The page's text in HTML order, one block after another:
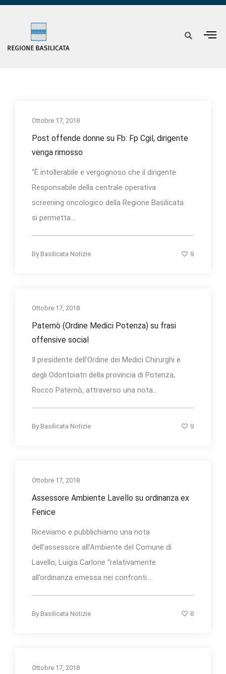
Ottobre 17, 2018
Post offende donne su Fb: Fp Cgil, dirigente
venga rimosso
“È intollerabile e vergognoso che il dirigente
Responsabile della centrale operativa
screening oncologico della Regione Basilicata
si permetta...
By Basilicata Notizie 9
Ottobre 17, 2018
Paternò (Ordine Medici Potenza) su frasi
offensive social
Il presidente dell’Ordine dei Medici Chirurghi e
degli Odontoiatri della provincia di Potenza,
Rocco Paternò, attraverso una nota...
By Basilicata Notizie 9
Ottobre 17, 2018
Assessore Ambiente Lavello su ordinanza ex
Fenice
Riceviamo e pubblichiamo una nota
dell’assessore all’Ambiente del Comune di
Lavello, Luigia Carlone “relativamente
all’ordinanza emessa nei confronti...
By Basilicata Notizie 8
Ottobre 17, 2018